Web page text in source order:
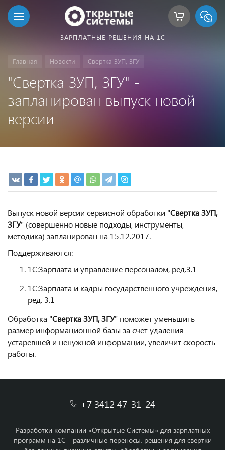
ЗАРПЛАТНЫЕ РЕШЕНИЯ НА 1С
Главная Новости Свертка ЗУП, ЗГУ
"Свертка ЗУП, ЗГУ" -
запланирован выпуск новой
версии
Выпуск новой версии сервисной обработки "Свертка ЗУП,
ЗГУ" (совершенно новые подходы, инструменты,
методика) запланирован на 15.12.2017.
Поддерживаются:
1С:Зарплата и управление персоналом, ред.3.1
1С:Зарплата и кадры государственного учреждения,
ред. 3.1
Обработка "Свертка ЗУП, ЗГУ" поможет уменьшить
размер информационной базы за счет удаления
устаревшей и ненужной информации, увеличит скорость
работы.
+7 3412 47-31-24
Разработки компании «Открытые Системы» для зарплатных
программ на 1С - различные переносы, решения для свертки